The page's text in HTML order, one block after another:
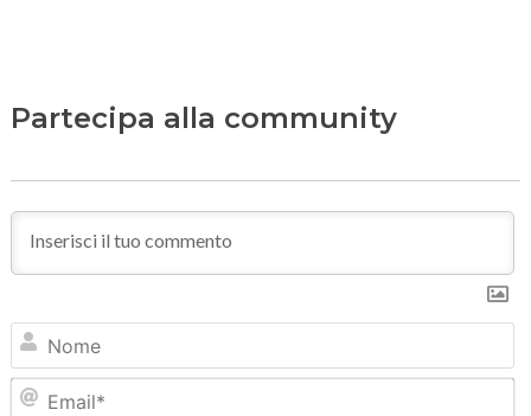
Partecipa alla community